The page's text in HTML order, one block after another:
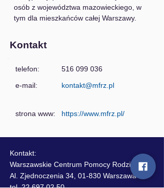
osób z województwa mazowieckiego, w
tym dla mieszkańców całej Warszawy.
Kontakt
telefon:
e-mail:
strona www:
516 099 036
kontakt@mfrz.pl
https://www.mfrz.pl/
Kontakt:
Warszawskie Centrum Pomocy Rodzinie
Al. Zjednoczenia 34, 01-830 Warszawa